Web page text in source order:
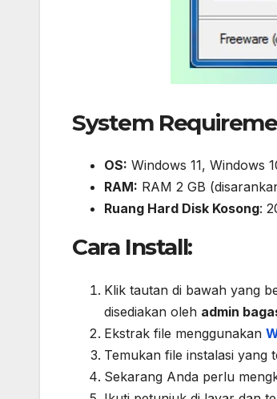
System
OS: Windows 11, Windows
RAM: RAM 2 GB
Ruang Hard Disk Kosong:
Cara Install:
Klik tautan di bawah yang
disediakan oleh admin
Ekstrak file menggunakan
Temukan file instalasi yang
Sekarang Anda perlu